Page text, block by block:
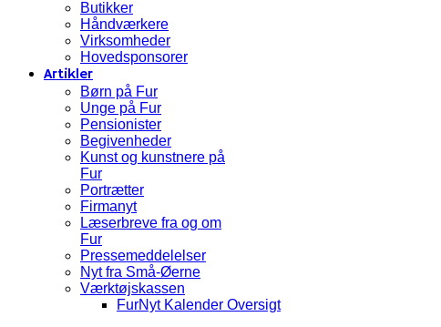
Butikker
Håndværkere
Virksomheder
Hovedsponsorer
Artikler
Børn på Fur
Unge på Fur
Pensionister
Begivenheder
Kunst og kunstnere på
Fur
Portrætter
Firmanyt
Læserbreve fra og om
Fur
Pressemeddelelser
Nyt fra Små-Øerne
Værktøjskassen
FurNyt Kalender Oversigt